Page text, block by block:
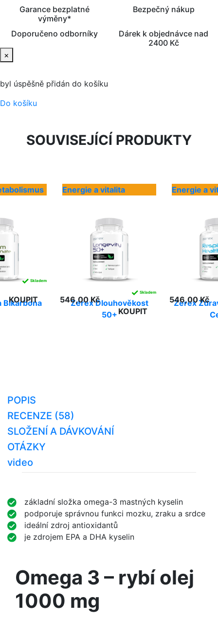
Garance bezplatné
výměny*
Bezpečný nákup
Doporučeno odborníky
Dárek k objednávce nad
2400 Kč
×
byl úspěšně přidán do košíku
Do košíku
SOUVISEJÍCÍ PRODUKTY
Bikarbona
✓ Skladem
KOUPIT
Energie a vitalita
Zerex Dlouhověkost
50+
546,00 Kč
✓ Skladem
KOUPIT
Energie a
Zerex
546,00 Kč
POPIS
RECENZE (58)
SLOŽENÍ A DÁVKOVÁNÍ
OTÁZKY
video
základní složka omega-3 mastných kyselin
podporuje správnou funkci mozku, zraku a srdce
ideální zdroj antioxidantů
je zdrojem EPA a DHA kyselin
Omega 3 – rybí olej
1000 mg